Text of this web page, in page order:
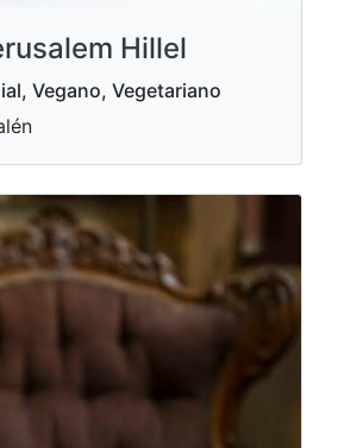
Hillel
Vegano, Vegetariano